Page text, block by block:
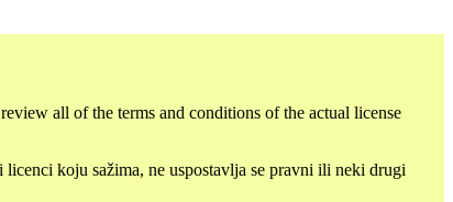
all of the terms and conditions of the actual license
koju sažima, ne uspostavlja se pravni ili neki drugi